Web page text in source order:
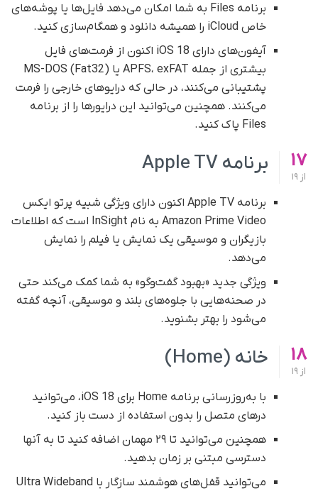
برنامه Files به شما امکان می‌دهد فایل‌ها یا پوشه‌های
خاص iCloud را همیشه دانلود و همگام‌سازی کنید.
آیفون‌های دارای iOS 18 اکنون از فرمت‌های فایل
بیشتری از جمله APFS، exFAT یا MS-DOS (Fat32)
پشتیبانی می‌کنند، در حالی که درایوهای خارجی را فرمت
می‌کنند. همچنین می‌توانید این درایورها را از برنامه
Files پاک کنید.
17
از
برنامه Apple TV
برنامه Apple TV اکنون دارای ویژگی شبیه پرتو ایکس
Amazon Prime Video به نام InSight است که اطلاعات
بازیگران و موسیقی یک نمایش یا فیلم را نمایش
می‌دهد.
ویژگی جدید «بهبود گفت‌وگو» به شما کمک می‌کند حتی
در صحنه‌هایی با جلوه‌های بلند و موسیقی، آنچه گفته
می‌شود را بهتر بشنوید.
18
از
خانه (Home)
با به‌روزرسانی برنامه Home برای iOS 18، می‌توانید
درهای متصل را بدون استفاده از دست باز کنید.
همچنین می‌توانید تا ۲۹ مهمان اضافه کنید تا به آنها
دسترسی مبتنی بر زمان بدهید.
می‌توانید قفل‌های هوشمند سازگار با Ultra Wideband